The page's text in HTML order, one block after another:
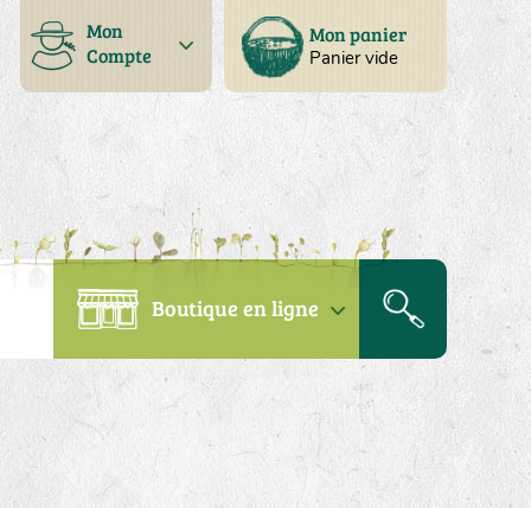
Mon panier
Panier vide
Mon
Compte
Boutique en ligne